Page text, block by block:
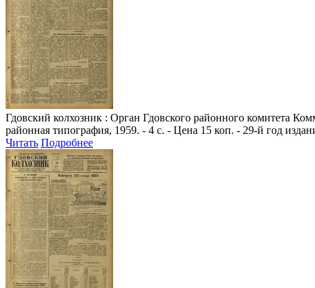
Гдовский колхозник : Орган Гдовского районного комитета
районная типография, 1959. - 4 с. - Цена 15 коп. - 29-й год
Читать Подробнее